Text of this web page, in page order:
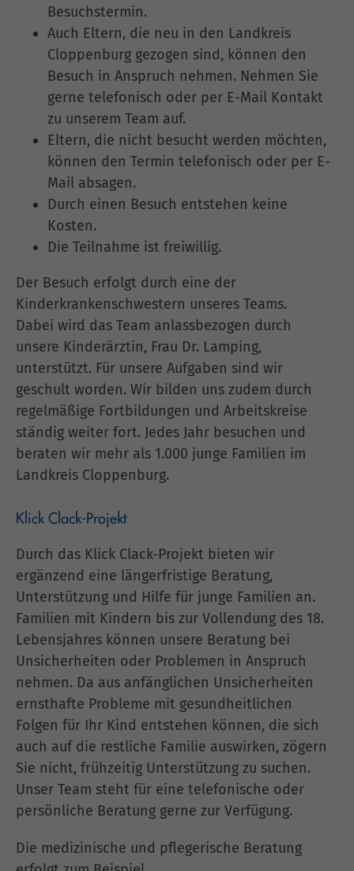
Besuchstermin.
Auch Eltern, die neu in den Landkreis
Cloppenburg gezogen sind, können den
Besuch in Anspruch nehmen. Nehmen Sie
gerne telefonisch oder per E-Mail Kontakt
zu unserem Team auf.
Eltern, die nicht besucht werden möchten,
können den Termin telefonisch oder per E-
Mail absagen.
Durch einen Besuch entstehen keine
Kosten.
Die Teilnahme ist freiwillig.
Der Besuch erfolgt durch eine der
Kinderkrankenschwestern unseres Teams.
Dabei wird das Team anlassbezogen durch
unsere Kinderärztin, Frau Dr. Lamping,
unterstützt. Für unsere Aufgaben sind wir
geschult worden. Wir bilden uns zudem durch
regelmäßige Fortbildungen und Arbeitskreise
ständig weiter fort. Jedes Jahr besuchen und
beraten wir mehr als 1.000 junge Familien im
Landkreis Cloppenburg.
Klick Clack-Projekt
Durch das Klick Clack-Projekt bieten wir
ergänzend eine längerfristige Beratung,
Unterstützung und Hilfe für junge Familien an.
Familien mit Kindern bis zur Vollendung des 18.
Lebensjahres können unsere Beratung bei
Unsicherheiten oder Problemen in Anspruch
nehmen. Da aus anfänglichen Unsicherheiten
ernsthafte Probleme mit gesundheitlichen
Folgen für Ihr Kind entstehen können, die sich
auch auf die restliche Familie auswirken, zögern
Sie nicht, frühzeitig Unterstützung zu suchen.
Unser Team steht für eine telefonische oder
persönliche Beratung gerne zur Verfügung.
Die medizinische und pflegerische Beratung